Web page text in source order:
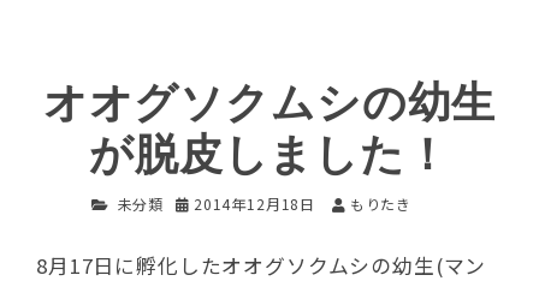
オオグソクムシの幼生
が脱皮しました！
未分類 2014年12月18日 もりたき
8月17日に孵化したオオグソクムシの幼生(マン